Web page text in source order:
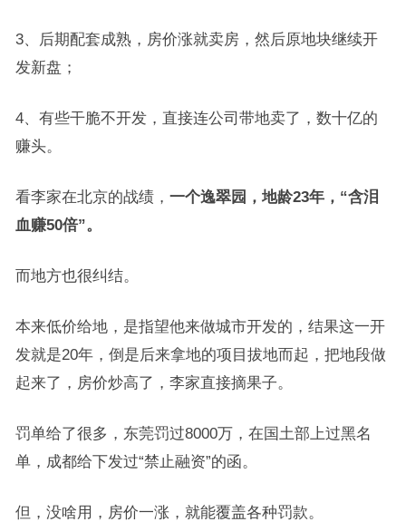
3、后期配套成熟，房价涨就卖房，然后原地块继续开
发新盘；
4、有些干脆不开发，直接连公司带地卖了，数十亿的
赚头。
看李家在北京的战绩， 一个逸翠园，地龄23年，“含泪
血赚50倍”。
而地方也很纠结。
本来低价给地，是指望他来做城市开发的，结果这一开
发就是20年，倒是后来拿地的项目拔地而起，把地段做
起来了，房价炒高了，李家直接摘果子。
罚单给了很多，东莞罚过8000万，在国土部上过黑名
单，成都给下发过“禁止融资”的函。
但，没啥用，房价一涨，就能覆盖各种罚款。